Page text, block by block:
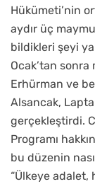
Hükümeti’nin
aydır üç
bildikleri şeyi
Ocak’tan
Erhürman ve
Alsancak, Lapta
gerçekleştirdi.
Programı
bu düzenin
“Ülkeye